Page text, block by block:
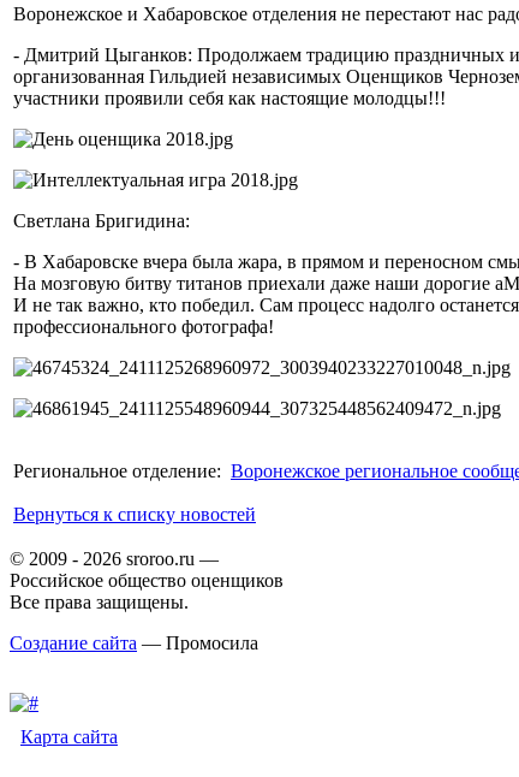
Воронежское и Хабаровское отделения не перестают нас
- Дмитрий Цыганков: Продолжаем традицию праздничных
организованная Гильдией независимых Оценщиков
участники проявили себя как настоящие молодцы!!!
Светлана Бригидина:
- В Хабаровске вчера была жара, в прямом и переносном
На мозговую битву титанов приехали даже наши дорогие
И не так важно, кто победил. Сам процесс надолго
профессионального фотографа!
Региональное отделение: Воронежское региональное
Вернуться к списку новостей
© 2009 - 2026 sroroo.ru —
Российское общество оценщиков
Все права защищены.
Создание сайта — Промосила
Карта сайта